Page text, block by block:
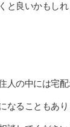
と良いかもしれ
人の中には宅
なることもあり